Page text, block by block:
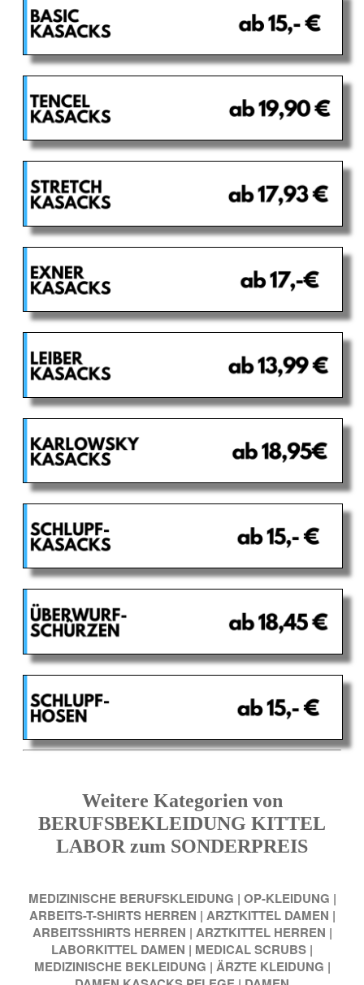
Weitere Kategorien von
BERUFSBEKLEIDUNG KITTEL
LABOR zum SONDERPREIS
MEDIZINISCHE BERUFSKLEIDUNG | OP-KLEIDUNG |
ARBEITS-T-SHIRTS HERREN | ARZTKITTEL DAMEN |
ARBEITSSHIRTS HERREN | ARZTKITTEL HERREN |
LABORKITTEL DAMEN | MEDICAL SCRUBS |
MEDIZINISCHE BEKLEIDUNG | ÄRZTE KLEIDUNG |